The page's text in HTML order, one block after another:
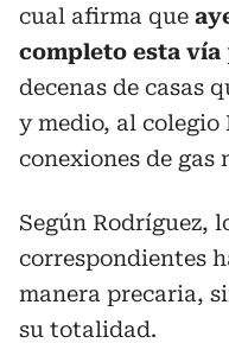
cual afirma que
completo esta vía
decenas de casas
y medio, al colegio
conexiones de gas
Según Rodríguez,
correspondientes
manera precaria,
su totalidad.